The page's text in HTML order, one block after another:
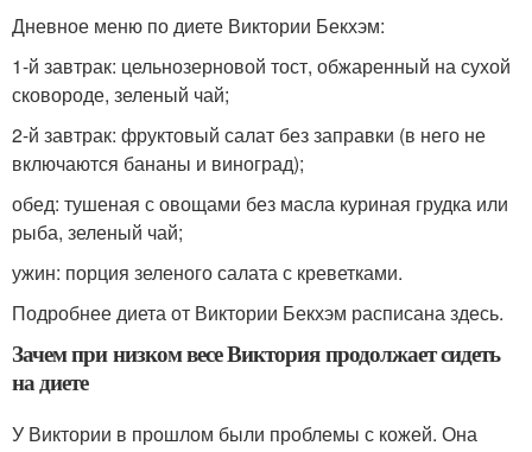
Дневное меню по диете Виктории Бекхэм:
1-й завтрак: цельнозерновой тост, обжаренный на сухой
сковороде, зеленый чай;
2-й завтрак: фруктовый салат без заправки (в него не
включаются бананы и виноград);
обед: тушеная с овощами без масла куриная грудка или
рыба, зеленый чай;
ужин: порция зеленого салата с креветками.
Подробнее диета от Виктории Бекхэм расписана здесь.
Зачем при низком весе Виктория продолжает сидеть
на диете
У Виктории в прошлом были проблемы с кожей. Она